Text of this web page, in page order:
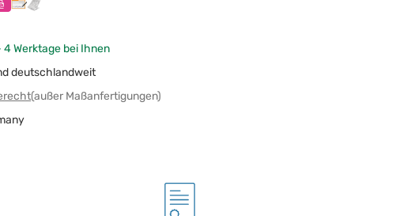
4 Werktage bei Ihnen
deutschlandweit
(außer Maßanfertigungen)